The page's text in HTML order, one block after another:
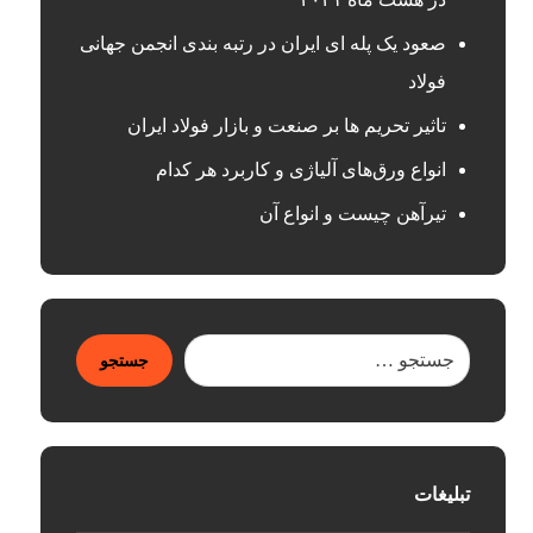
صعود یک پله ای ایران در رتبه بندی انجمن جهانی
فولاد
تاثیر تحریم ها بر صنعت و بازار فولاد ایران
انواع ورق‌های آلیاژی و کاربرد هر کدام
تیرآهن چیست و انواع آن
جستجو
تبلیغات